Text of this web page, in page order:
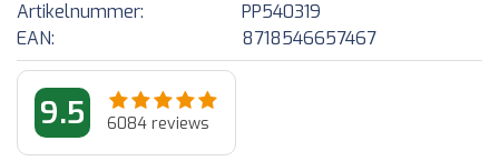
Artikelnummer:
PP540319
EAN:
8718546657467
9.5 6084 reviews